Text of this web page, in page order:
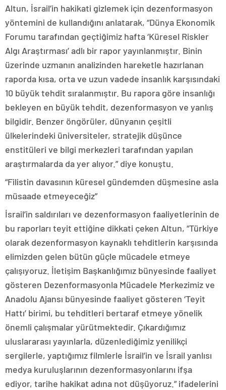
Altun, İsrail’in hakikati gizlemek için dezenformasyon
yöntemini de kullandığını anlatarak, “Dünya Ekonomik
Forumu tarafından geçtiğimiz hafta ‘Küresel Riskler
Algı Araştırması’ adlı bir rapor yayınlanmıştır. Binin
üzerinde uzmanın analizinden hareketle hazırlanan
raporda kısa, orta ve uzun vadede insanlık karşısındaki
10 büyük tehdit sıralanmıştır. Bu rapora göre insanlığı
bekleyen en büyük tehdit, dezenformasyon ve yanlış
bilgidir. Benzer öngörüler, dünyanın çeşitli
ülkelerindeki üniversiteler, stratejik düşünce
enstitüleri ve bilgi merkezleri tarafından yapılan
araştırmalarda da yer alıyor.” diye konuştu.
“Filistin davasının küresel gündemden düşmesine asla
müsaade etmeyeceğiz”
İsrail’in saldırıları ve dezenformasyon faaliyetlerinin de
bu raporları teyit ettiğine dikkati çeken Altun, “Türkiye
olarak dezenformasyon kaynaklı tehditlerin karşısında
elimizden gelen bütün güçle mücadele etmeye
çalışıyoruz. İletişim Başkanlığımız bünyesinde faaliyet
gösteren Dezenformasyonla Mücadele Merkezimiz ve
Anadolu Ajansı bünyesinde faaliyet gösteren ‘Teyit
Hattı’ birimi, bu tehditleri bertaraf etmeye yönelik
önemli çalışmalar yürütmektedir. Çıkardığımız
uluslararası yayınlarla, düzenlediğimiz yenilikçi
sergilerle, yaptığımız filmlerle İsrail’in ve İsrail yanlısı
medya kuruluşlarının dezenformasyonlarını ifşa
ediyor, tarihe hakikat adına not düşüyoruz.” ifadelerini